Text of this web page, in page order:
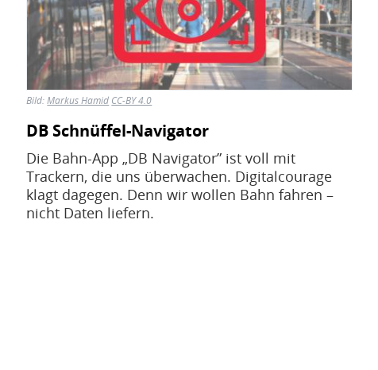
Bild:Markus Hamid CC-BY 4.0
DB Schnüffel-Navigator
Die Bahn-App „DB Navigator” ist voll mit
Trackern, die uns überwachen. Digitalcourage
klagt dagegen. Denn wir wollen Bahn fahren –
nicht Daten liefern.